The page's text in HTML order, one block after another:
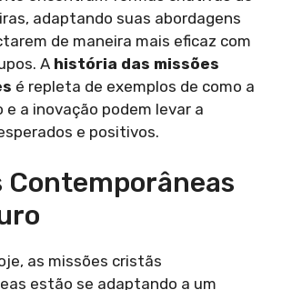
adaptando suas abordagens
de maneira mais eficaz com
A história das missões
é repleta de exemplos de como a
a inovação podem levar a
e positivos.
Contemporâneas
as missões cristãs
estão se adaptando a um